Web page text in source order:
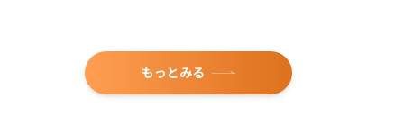
もっとみる